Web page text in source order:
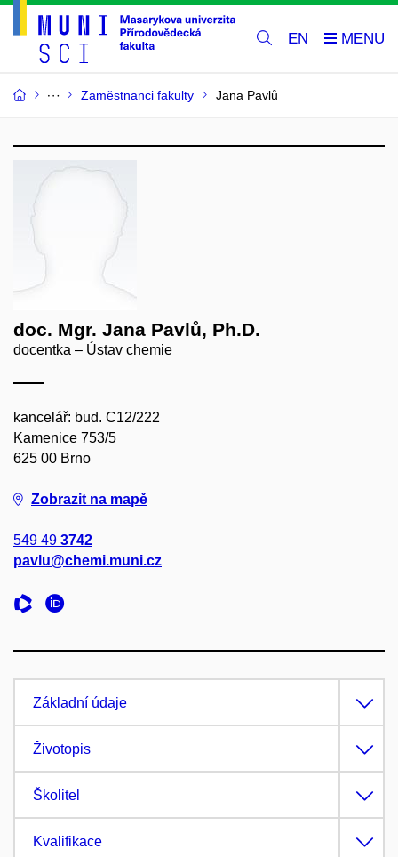
EN
Zaměstnanci fakulty Jana Pavlů
doc. Mgr. Jana Pavlů, Ph.D.
docentka – Ústav chemie
kancelář: bud. C12/222
Kamenice 753/5
625 00 Brno
Zobrazit na mapě
549 49 3742
pavlu@chemi.muni.cz
Základní údaje
Životopis
Školitel
Kvalifikace